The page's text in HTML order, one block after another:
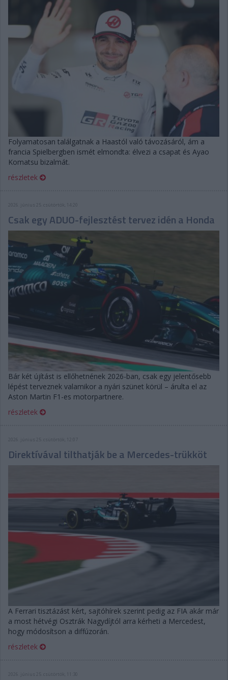
Folyamatosan találgatnak a Haastól való távozásáról, ám a
francia Spielbergben ismét elmondta: élvezi a csapat és Ayao
Komatsu bizalmát.
részletek
2026. június 25. csütörtök, 14:20
Csak egy ADUO-fejlesztést tervez idén a Honda
Bár két újítást is ellőhetnének 2026-ban, csak egy jelentősebb
lépést terveznek valamikor a nyári szünet körül – árulta el az
Aston Martin F1-es motorpartnere.
részletek
2026. június 25. csütörtök, 12:07
Direktívával tilthatják be a Mercedes-trükköt
A Ferrari tisztázást kért, sajtóhírek szerint pedig az FIA akár már
a most hétvégi Osztrák Nagydíjtól arra kérheti a Mercedest,
hogy módosítson a diffúzorán.
részletek
2026. június 25. csütörtök, 11:30